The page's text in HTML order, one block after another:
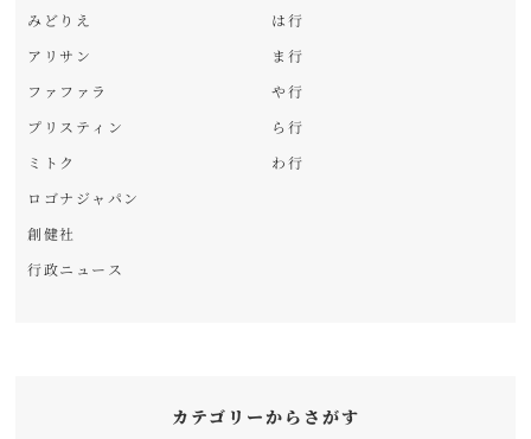
みどりえ
アリサン
ファファラ
プリスティン
ミトク
ロゴナジャパン
創健社
行政ニュース
は行
ま行
や行
ら行
わ行
カテゴリーからさがす